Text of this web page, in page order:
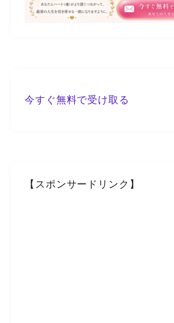
今すぐ無料で受け取る
【スポンサードリンク】